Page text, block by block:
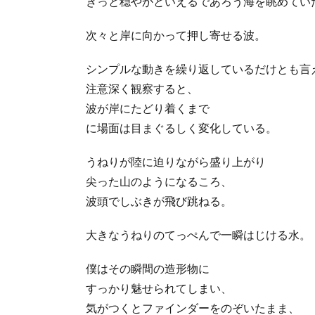
次々と岸に向かって押し寄せる波。
シンプルな動きを繰り返しているだけとも言
注意深く観察すると、
波が岸にたどり着くまで
に場面は目まぐるしく変化している。
うねりが陸に迫りながら盛り上がり
尖った山のようになるころ、
波頭でしぶきが飛び跳ねる。
大きなうねりのてっぺんで一瞬はじける水。
僕はその瞬間の造形物に
すっかり魅せられてしまい、
気がつくとファインダーをのぞいたまま、